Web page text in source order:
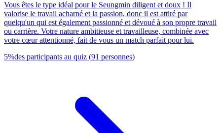
Vous êtes le type idéal pour le Seungmin diligent et doux ! Il
valorise le travail acharné et la passion, donc il est attiré par
quelqu'un qui est également passionné et dévoué à son propre travail
ou carrière. Votre nature ambitieuse et travailleuse, combinée avec
votre cœur attentionné, fait de vous un match parfait pour lui.
5%des participants au quiz (91 personnes)